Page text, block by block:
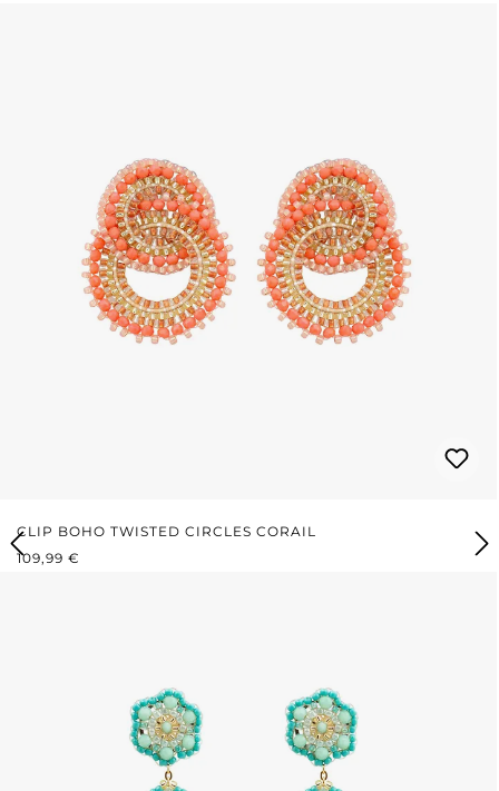
CLIP BOHO TWISTED CIRCLES CORAIL
PRIX RÉGULIER :
109,99 €